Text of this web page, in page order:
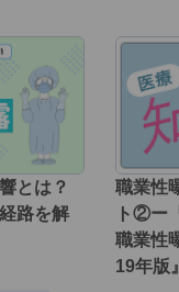
とは？
路を解
職業性
ト②ー
職業性
19年版